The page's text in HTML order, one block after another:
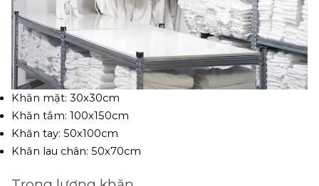
Khăn mặt: 30x30cm
Khăn tắm: 100x150cm
Khăn tay: 50x100cm
Khăn lau chân: 50x70cm